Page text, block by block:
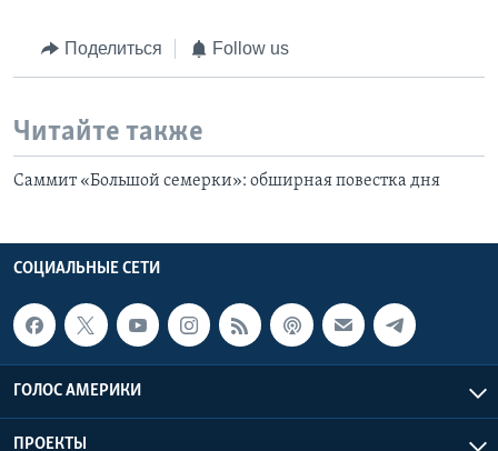
Поделиться Follow us
Читайте также
Саммит «Большой семерки»: обширная повестка дня
СОЦИАЛЬНЫЕ СЕТИ
ГОЛОС АМЕРИКИ
ПРОЕКТЫ